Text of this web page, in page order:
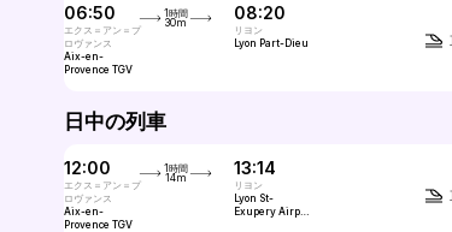
06:50
エクス＝アン＝プ
ロヴァンス
Aix-en-
Provence TGV
1時間
30m
08:20
リヨン
Lyon Part-Dieu
日中の列車
12:00
エクス＝アン＝プ
ロヴァンス
Aix-en-
Provence TGV
1時間
14m
13:14
リヨン
Lyon St-
Exupery Airport